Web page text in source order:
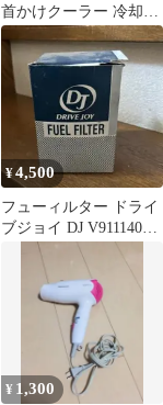
首かけクーラー 冷却プ
レート3箇所 風量3段
階 温熱
¥4,500
フューィルター ドライ
ブジョイ DJ V91114000
V9111-400
¥ 1,300